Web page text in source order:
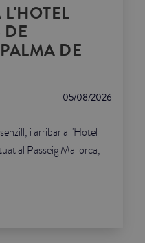
DE
05/08/2026
i arribar a l'Hotel
al Passeig Mallorca,